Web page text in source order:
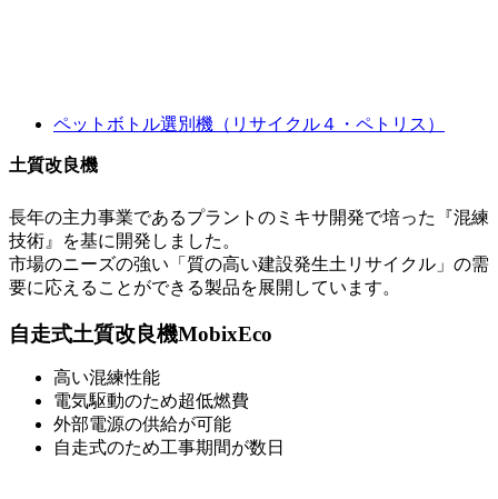
ペットボトル選別機（リサイクル４・ペトリス）
土質改良機
長年の主力事業であるプラントのミキサ開発で培った『混練
技術』を基に開発しました。
市場のニーズの強い「質の高い建設発生土リサイクル」の需
要に応えることができる製品を展開しています。
自走式土質改良機MobixEco
高い混練性能
電気駆動のため超低燃費
外部電源の供給が可能
自走式のため工事期間が数日